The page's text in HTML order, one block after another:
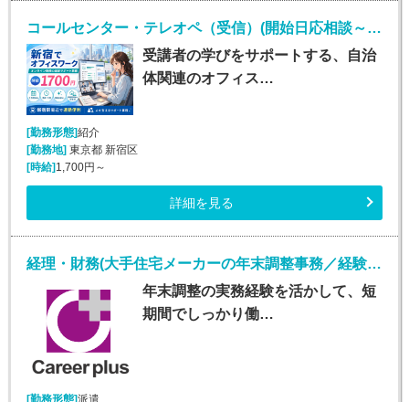
コールセンター・テレオペ（受信）(開始日応相談～2027年1月末*オンライン研修受講サポート)
受講者の学びをサポートする、自治
体関連のオフィス…
[勤務形態]紹介
[勤務地] 東京都 新宿区
[時給] 1,700円～
詳細を見る
経理・財務(大手住宅メーカーの年末調整事務／経験者限定・短期)
年末調整の実務経験を活かして、短
期間でしっかり働…
[勤務形態]派遣